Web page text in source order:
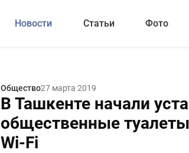
Новости Статьи Фото
Общество27 марта 2019
В Ташкенте начали
общественные
Wi-Fi